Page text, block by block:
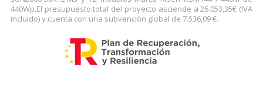
440Wp.El presupuesto total del proyecto asciende a 26.053,35€ (IVA
incluido) y cuenta con una subvención global de 7.536,09 €.